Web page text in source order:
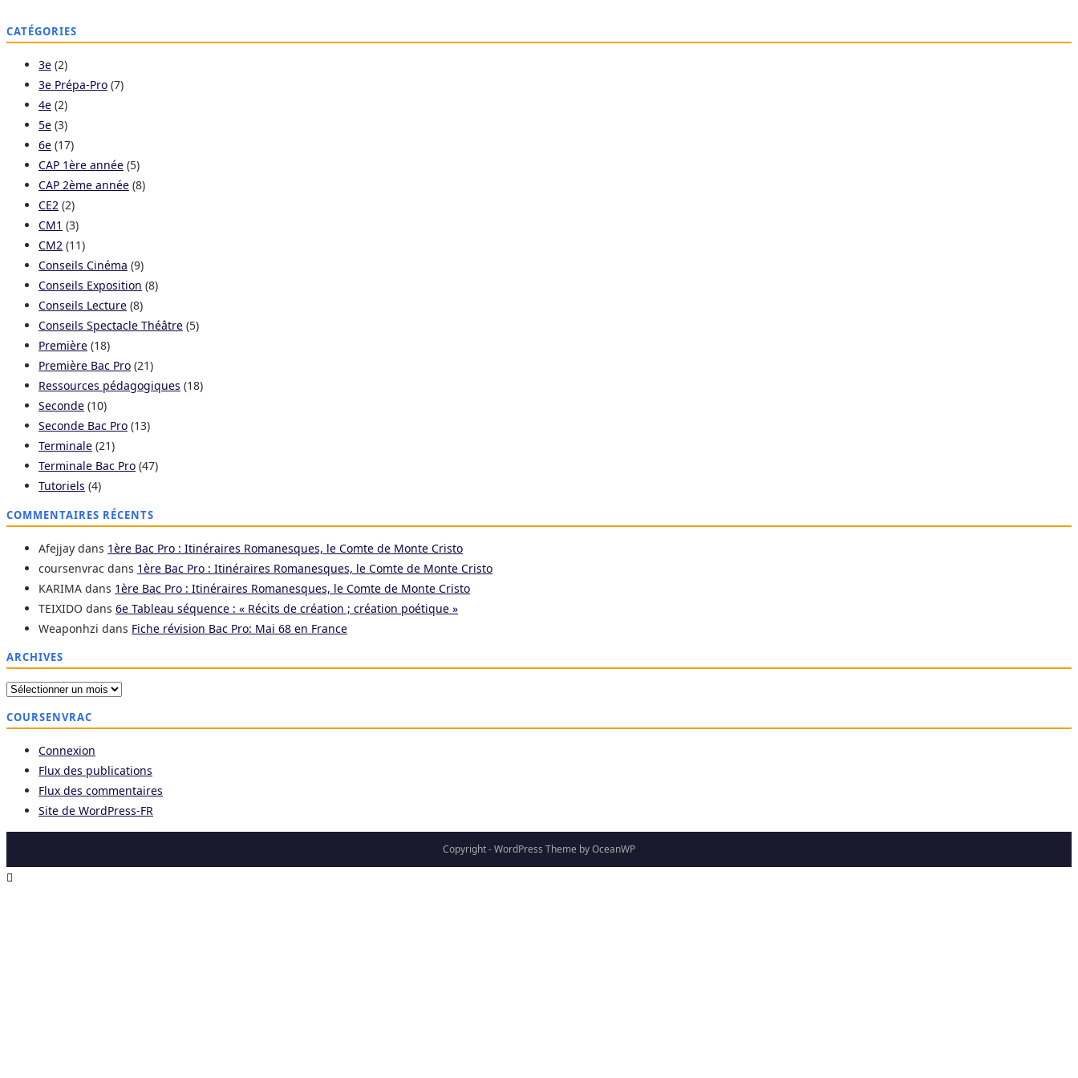
CATÉGORIES
3e (2)
3e Prépa-Pro (7)
4e (2)
5e (3)
6e (17)
CAP 1ère année (5)
CAP 2ème année (8)
CE2 (2)
CM1 (3)
CM2 (11)
Conseils Cinéma (9)
Conseils Exposition (8)
Conseils Lecture (8)
Conseils Spectacle Théâtre (5)
Première (18)
Première Bac Pro (21)
Ressources pédagogiques (18)
Seconde (10)
Seconde Bac Pro (13)
Terminale (21)
Terminale Bac Pro (47)
Tutoriels (4)
COMMENTAIRES RÉCENTS
Afejjay dans 1ère Bac Pro : Itinéraires Romanesques, le Comte de Monte Cristo
coursenvrac dans 1ère Bac Pro : Itinéraires Romanesques, le Comte de Monte Cristo
KARIMA dans 1ère Bac Pro : Itinéraires Romanesques, le Comte de Monte Cristo
TEIXIDO dans 6e Tableau séquence : « Récits de création ; création poétique »
Weaponhzi dans Fiche révision Bac Pro: Mai 68 en France
ARCHIVES
Archives
COURSENVRAC
Connexion
Flux des publications
Flux des commentaires
Site de WordPress-FR
Copyright - WordPress Theme by OceanWP